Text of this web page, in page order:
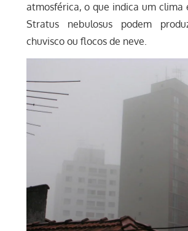
atmosférica, o que indica um clima
Stratus nebulosus podem
chuvisco ou flocos de neve.